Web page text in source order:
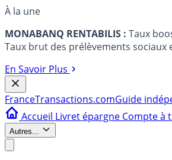
À la une
MONABANQ RENTABILIS : Taux
Taux brut des prélèvements
En Savoir Plus
FranceTransactions.comGuide
Accueil Livret épargne Compte à
Autres...